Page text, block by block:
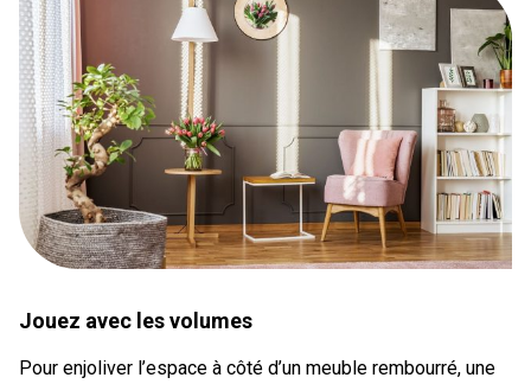
Jouez avec les volumes
Pour enjoliver l’espace à côté d’un meuble rembourré, une